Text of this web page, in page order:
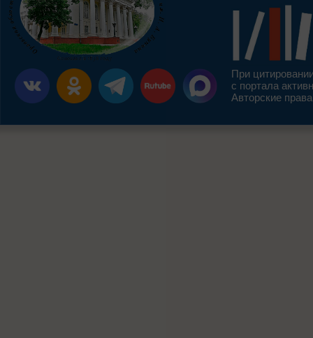
При
с портала
Авторские